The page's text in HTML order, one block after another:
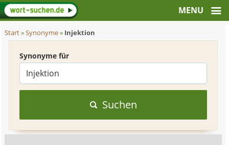
Start»Synonyme» Injektion
Synonyme für
Suchen